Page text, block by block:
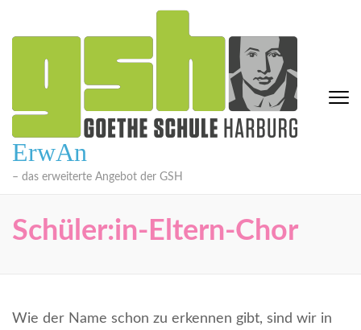
(Eingabetaste
drücken)
ErwAn
– das erweiterte Angebot der GSH
Schüler:in-Eltern-Chor
Wie der Name schon zu erkennen gibt, sind wir in